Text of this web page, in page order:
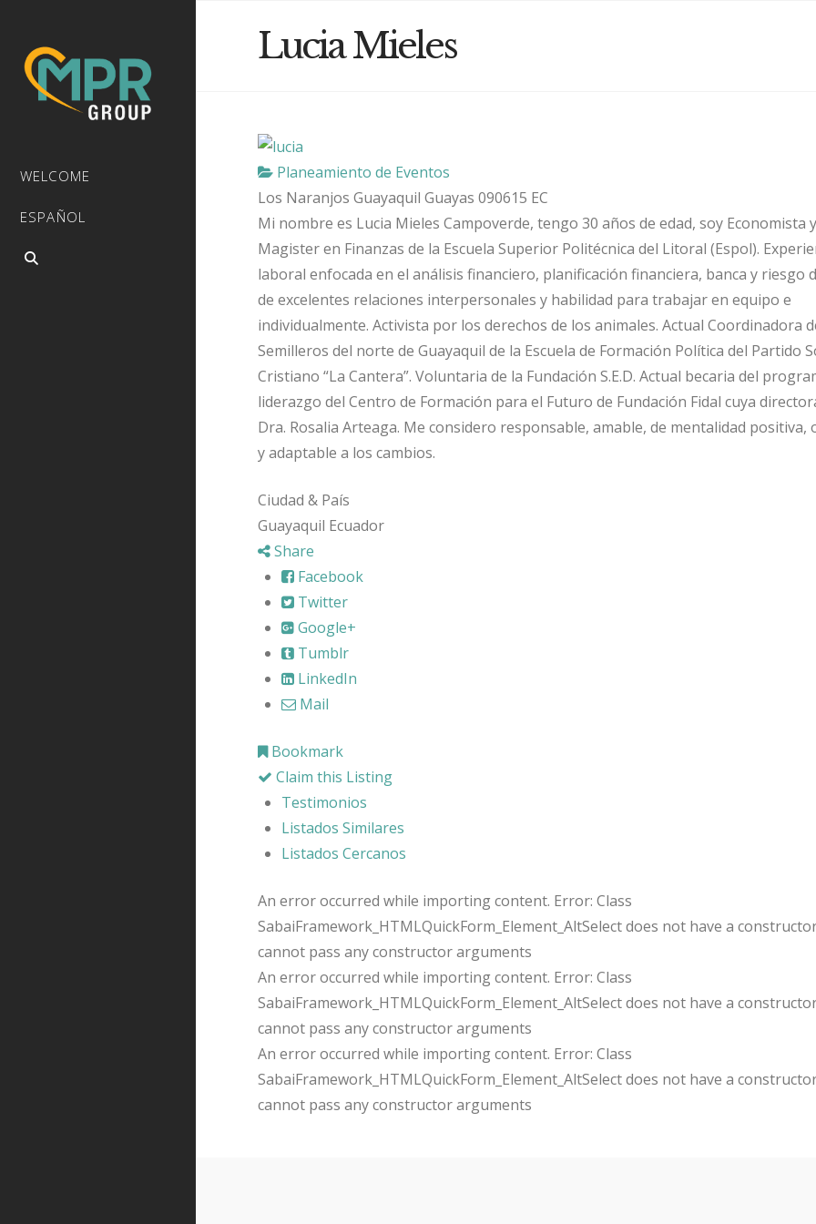
WELCOME
ESPAÑOL
Lucia Mieles
Planeamiento de Eventos
Los Naranjos Guayaquil Guayas 090615 EC
Mi nombre es Lucia Mieles Campoverde, tengo 30 años de edad, soy Economista y
Magister en Finanzas de la Escuela Superior Politécnica del Litoral (Espol).
laboral enfocada en el análisis financiero, planificación financiera, banca y riesgo
de excelentes relaciones interpersonales y habilidad para trabajar en equipo e
individualmente. Activista por los derechos de los animales. Actual Coordinadora
Semilleros del norte de Guayaquil de la Escuela de Formación Política del Partido
Cristiano “La Cantera”. Voluntaria de la Fundación S.E.D. Actual becaria del
liderazgo del Centro de Formación para el Futuro de Fundación Fidal cuya
Dra. Rosalia Arteaga. Me considero responsable, amable, de mentalidad positiva,
y adaptable a los cambios.
Ciudad & País
Guayaquil Ecuador
Share
Facebook
Twitter
Google+
Tumblr
LinkedIn
Mail
Bookmark
Claim this Listing
Testimonios
Listados Similares
Listados Cercanos
An error occurred while importing content. Error: Class
SabaiFramework_HTMLQuickForm_Element_AltSelect does not have a
cannot pass any constructor arguments
An error occurred while importing content. Error: Class
SabaiFramework_HTMLQuickForm_Element_AltSelect does not have a
cannot pass any constructor arguments
An error occurred while importing content. Error: Class
SabaiFramework_HTMLQuickForm_Element_AltSelect does not have a
cannot pass any constructor arguments